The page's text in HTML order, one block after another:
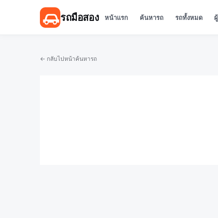
รถมือสอง หน้าแรก ค้นหารถ รถทั้งหมด
← กลับไปหน้าค้นหารถ